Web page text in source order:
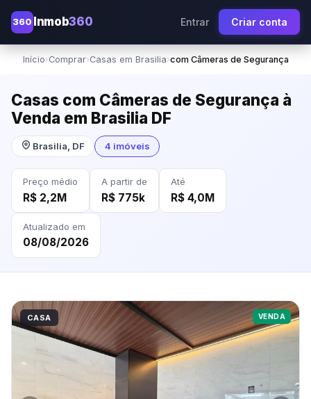
360 Inmob360 Entrar Criar conta
Início›Comprar›Casas em Brasilia›com Câmeras de Segurança
Casas com Câmeras de Segurança à
Venda em Brasilia DF
Brasilia, DF 4 imóveis
Preço médio
R$ 2,2M
A partir de
R$ 775k
Até
R$ 4,0M
Atualizado em
08/08/2026
CASA VENDA